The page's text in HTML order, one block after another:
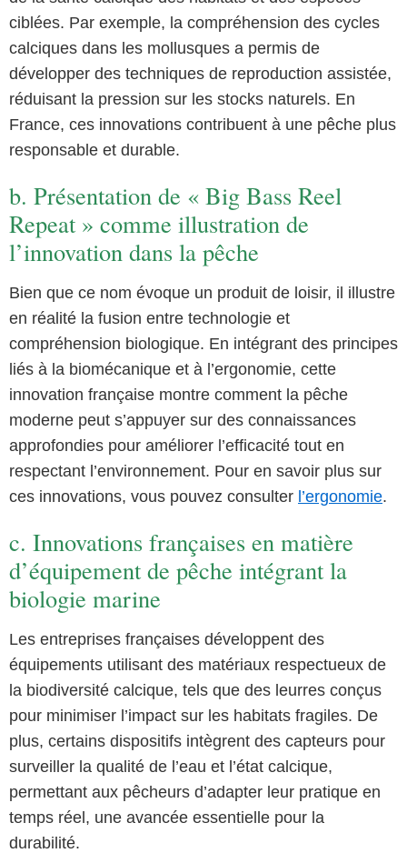
ciblées. Par exemple, la compréhension des cycles
calciques dans les mollusques a permis de
développer des techniques de reproduction assistée,
réduisant la pression sur les stocks naturels. En
France, ces innovations contribuent à une pêche plus
responsable et durable.
b. Présentation de « Big Bass Reel
Repeat » comme illustration de
l’innovation dans la pêche
Bien que ce nom évoque un produit de loisir, il illustre
en réalité la fusion entre technologie et
compréhension biologique. En intégrant des principes
liés à la biomécanique et à l’ergonomie, cette
innovation française montre comment la pêche
moderne peut s’appuyer sur des connaissances
approfondies pour améliorer l’efficacité tout en
respectant l’environnement. Pour en savoir plus sur
ces innovations, vous pouvez consulter l’ergonomie.
c. Innovations françaises en matière
d’équipement de pêche intégrant la
biologie marine
Les entreprises françaises développent des
équipements utilisant des matériaux respectueux de
la biodiversité calcique, tels que des leurres conçus
pour minimiser l’impact sur les habitats fragiles. De
plus, certains dispositifs intègrent des capteurs pour
surveiller la qualité de l’eau et l’état calcique,
permettant aux pêcheurs d’adapter leur pratique en
temps réel, une avancée essentielle pour la
durabilité.